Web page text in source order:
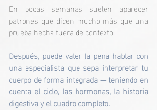
En pocas semanas suelen aparecer
patrones que dicen mucho más que una
prueba hecha fuera de contexto.
Después, puede valer la pena hablar con
una especialista que sepa interpretar tu
cuerpo de forma integrada — teniendo en
cuenta el ciclo, las hormonas, la historia
digestiva y el cuadro completo.